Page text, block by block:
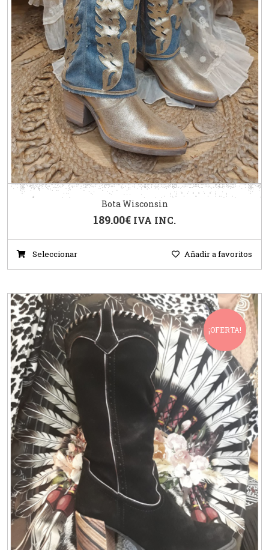
Bota Wisconsin
189.00€ IVA INC.
Seleccionar Añadir a favoritos
¡OFERTA!